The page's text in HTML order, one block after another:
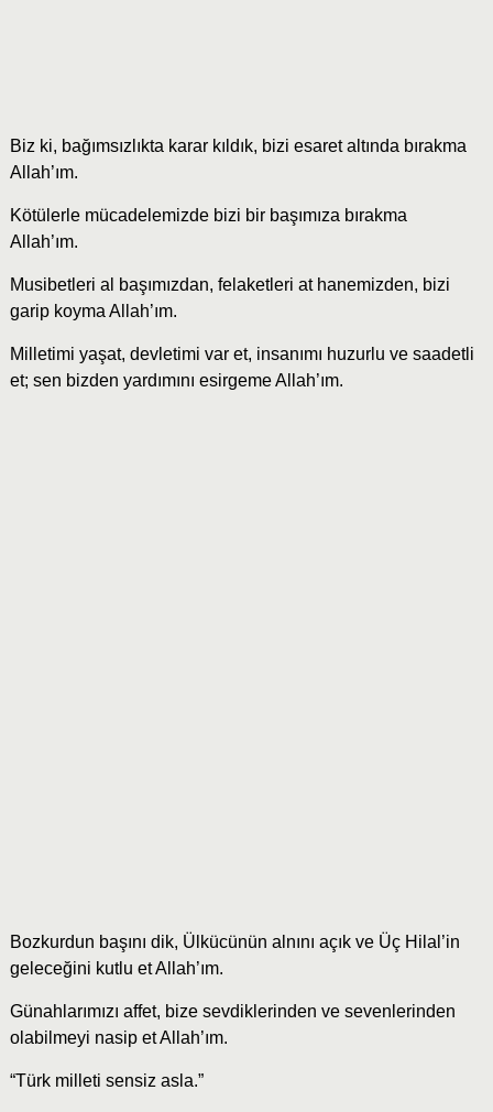
Biz ki, bağımsızlıkta karar kıldık, bizi esaret altında bırakma
Allah’ım.
Kötülerle mücadelemizde bizi bir başımıza bırakma
Allah’ım.
Musibetleri al başımızdan, felaketleri at hanemizden, bizi
garip koyma Allah’ım.
Milletimi yaşat, devletimi var et, insanımı huzurlu ve saadetli
et; sen bizden yardımını esirgeme Allah’ım.
Bozkurdun başını dik, Ülkücünün alnını açık ve Üç Hilal’in
geleceğini kutlu et Allah’ım.
Günahlarımızı affet, bize sevdiklerinden ve sevenlerinden
olabilmeyi nasip et Allah’ım.
“Türk milleti sensiz asla.”